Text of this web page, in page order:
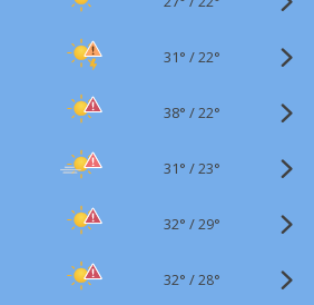
31° /22°
38° /22°
31° /23°
32° /29°
32° /28°